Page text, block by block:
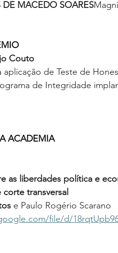
DE MACEDO SOARES
Couto
aplicação de Teste de
de Integridade
ACADEMIA
as liberdades política e
transversal
e Paulo Rogério Scarano
file/d/